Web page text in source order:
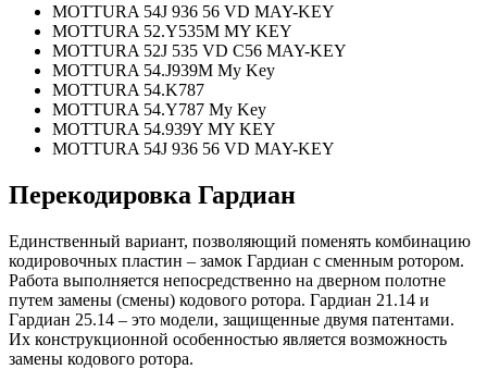
MOTTURA 54J 936 56 VD MAY-KEY
MOTTURA 52.Y535M MY KEY
MOTTURA 52J 535 VD C56 MAY-KEY
MOTTURA 54.J939M My Key
MOTTURA 54.K787
MOTTURA 54.Y787 My Key
MOTTURA 54.939Y MY KEY
MOTTURA 54J 936 56 VD MAY-KEY
Перекодировка Гардиан
Единственный вариант, позволяющий поменять комбинацию
кодировочных пластин – замок Гардиан с сменным ротором.
Работа выполняется непосредственно на дверном полотне
путем замены (смены) кодового ротора. Гардиан 21.14 и
Гардиан 25.14 – это модели, защищенные двумя патентами.
Их конструкционной особенностью является возможность
замены кодового ротора.